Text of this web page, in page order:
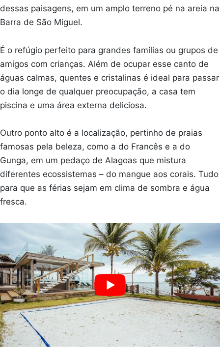
dessas paisagens, em um amplo terreno pé na areia na
Barra de São Miguel.
É o refúgio perfeito para grandes famílias ou grupos de
amigos com crianças. Além de ocupar esse canto de
águas calmas, quentes e cristalinas é ideal para passar
o dia longe de qualquer preocupação, a casa tem
piscina e uma área externa deliciosa.
Outro ponto alto é a localização, pertinho de praias
famosas pela beleza, como a do Francês e a do
Gunga, em um pedaço de Alagoas que mistura
diferentes ecossistemas – do mangue aos corais. Tudo
para que as férias sejam em clima de sombra e água
fresca.